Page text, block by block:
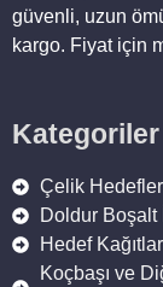
güvenli, uzun
kargo. Fiyat için
Kategoriler
Çelik Hedefler
Doldur Boşalt
Hedef
Koçbaşı ve